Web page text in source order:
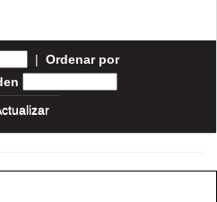
| Ordenar por